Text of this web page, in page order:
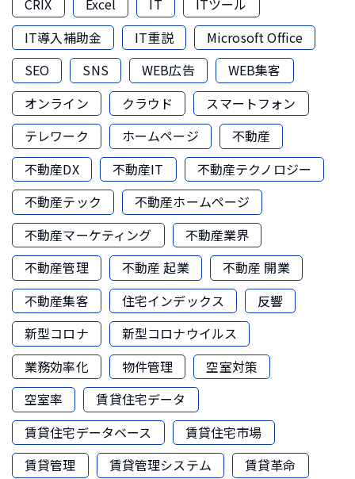
CRIX Excel IT
ITツール
IT導入補助金
IT重説
Microsoft Office
SEO
SNS WEB広告
WEB集客
オンライン
クラウド
スマートフォン
テレワーク
ホームページ
不動産
不動産DX
不動産IT
不動産テクノロジー
不動産テック
不動産ホームページ
不動産マーケティング
不動産業界
不動産管理
不動産 起業
不動産 開業
不動産集客
住宅インデックス
反響
新型コロナ
新型コロナウイルス
業務効率化
物件管理
空室対策
空室率
賃貸住宅データ
賃貸住宅データベース
賃貸住宅市場
賃貸管理
賃貸管理システム
賃貸革命